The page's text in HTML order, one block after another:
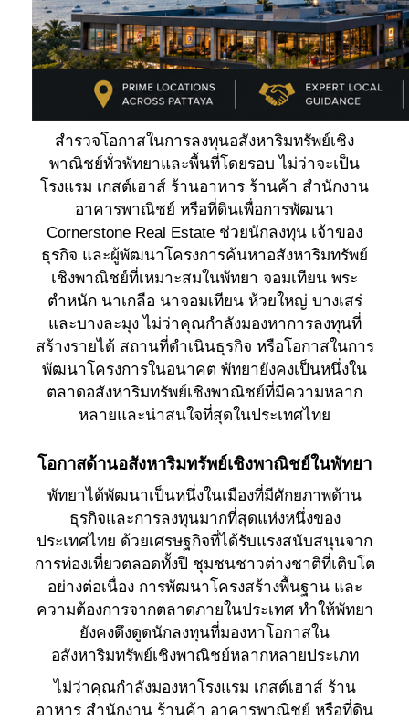
สำรวจโอกาสในการลงทุนอสังหาริมทรัพย์เชิง
พาณิชย์ทั่วพัทยาและพื้นที่โดยรอบ ไม่ว่าจะเป็น
โรงแรม เกสต์เฮาส์ ร้านอาหาร ร้านค้า สำนักงาน
อาคารพาณิชย์ หรือที่ดินเพื่อการพัฒนา
Cornerstone Real Estate ช่วยนักลงทุน เจ้าของ
ธุรกิจ และผู้พัฒนาโครงการค้นหาอสังหาริมทรัพย์
เชิงพาณิชย์ที่เหมาะสมในพัทยา จอมเทียน พระ
ตำหนัก นาเกลือ นาจอมเทียน ห้วยใหญ่ บางเสร่
และบางละมุง ไม่ว่าคุณกำลังมองหาการลงทุนที่
สร้างรายได้ สถานที่ดำเนินธุรกิจ หรือโอกาสในการ
พัฒนาโครงการในอนาคต พัทยายังคงเป็นหนึ่งใน
ตลาดอสังหาริมทรัพย์เชิงพาณิชย์ที่มีความหลาก
หลายและน่าสนใจที่สุดในประเทศไทย
โอกาสด้านอสังหาริมทรัพย์เชิงพาณิชย์ในพัทยา
พัทยาได้พัฒนาเป็นหนึ่งในเมืองที่มีศักยภาพด้าน
ธุรกิจและการลงทุนมากที่สุดแห่งหนึ่งของ
ประเทศไทย ด้วยเศรษฐกิจที่ได้รับแรงสนับสนุนจาก
การท่องเที่ยวตลอดทั้งปี ชุมชนชาวต่างชาติที่เติบโต
อย่างต่อเนื่อง การพัฒนาโครงสร้างพื้นฐาน และ
ความต้องการจากตลาดภายในประเทศ ทำให้พัทยา
ยังคงดึงดูดนักลงทุนที่มองหาโอกาสใน
อสังหาริมทรัพย์เชิงพาณิชย์หลากหลายประเภท
ไม่ว่าคุณกำลังมองหาโรงแรม เกสต์เฮาส์ ร้าน
อาหาร สำนักงาน ร้านค้า อาคารพาณิชย์ หรือที่ดิน